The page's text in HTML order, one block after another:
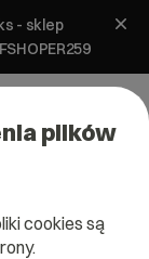
- sklep
dostępem do
plików
cookies są